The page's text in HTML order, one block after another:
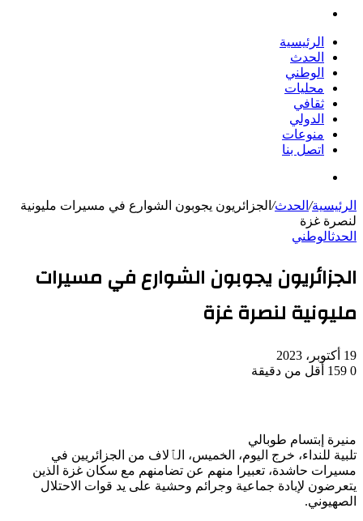
الرئيسية
الحدث
الوطني
محليات
ثقافي
الدولي
منوعات
اتصل بنا
الرئيسية/ الحدث/ الجزائريون يجوبون الشوارع في مسيرات مليونية
لنصرة غزة
الحدثالوطني
الجزائريون يجوبون الشوارع في مسيرات
مليونية لنصرة غزة
19 أكتوبر، 2023
0
أقل من دقيقة
منيرة إبتسام طوبالي
تلبية للنداء، خرج اليوم، الخميس، الٱلاف من الجزائريين في
مسيرات حاشدة، تعبيرا منهم عن تضامنهم مع سكان غزة الذين
يتعرضون لإبادة جماعية وجرائم وحشية على يد قوات الاحتلال
الصهيوني.